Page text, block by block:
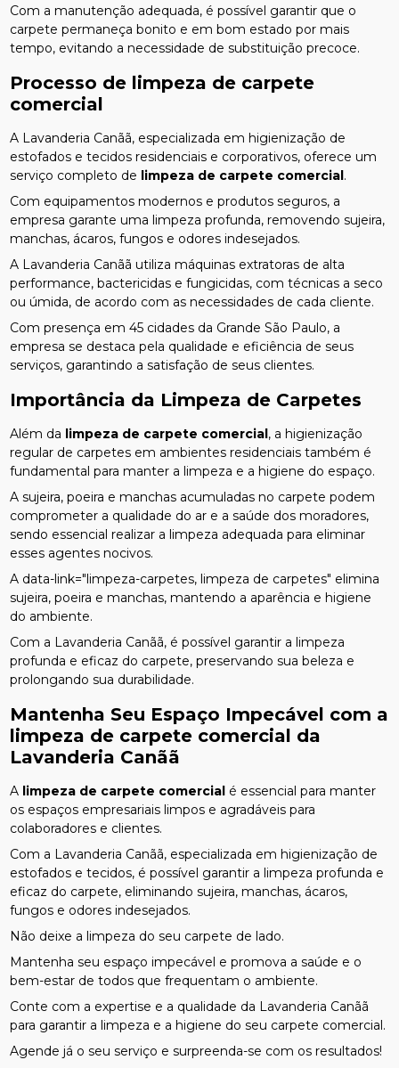
Com a manutenção adequada, é possível garantir que o
carpete permaneça bonito e em bom estado por mais
tempo, evitando a necessidade de substituição precoce.
Processo de limpeza de carpete
comercial
A Lavanderia Canãã, especializada em higienização de
estofados e tecidos residenciais e corporativos, oferece um
serviço completo de limpeza de carpete comercial.
Com equipamentos modernos e produtos seguros, a
empresa garante uma limpeza profunda, removendo sujeira,
manchas, ácaros, fungos e odores indesejados.
A Lavanderia Canãã utiliza máquinas extratoras de alta
performance, bactericidas e fungicidas, com técnicas a seco
ou úmida, de acordo com as necessidades de cada cliente.
Com presença em 45 cidades da Grande São Paulo, a
empresa se destaca pela qualidade e eficiência de seus
serviços, garantindo a satisfação de seus clientes.
Importância da Limpeza de Carpetes
Além da limpeza de carpete comercial, a higienização
regular de carpetes em ambientes residenciais também é
fundamental para manter a limpeza e a higiene do espaço.
A sujeira, poeira e manchas acumuladas no carpete podem
comprometer a qualidade do ar e a saúde dos moradores,
sendo essencial realizar a limpeza adequada para eliminar
esses agentes nocivos.
A data-link="limpeza-carpetes, limpeza de carpetes" elimina
sujeira, poeira e manchas, mantendo a aparência e higiene
do ambiente.
Com a Lavanderia Canãã, é possível garantir a limpeza
profunda e eficaz do carpete, preservando sua beleza e
prolongando sua durabilidade.
Mantenha Seu Espaço Impecável com a
limpeza de carpete comercial da
Lavanderia Canãã
A limpeza de carpete comercial é essencial para manter
os espaços empresariais limpos e agradáveis para
colaboradores e clientes.
Com a Lavanderia Canãã, especializada em higienização de
estofados e tecidos, é possível garantir a limpeza profunda e
eficaz do carpete, eliminando sujeira, manchas, ácaros,
fungos e odores indesejados.
Não deixe a limpeza do seu carpete de lado.
Mantenha seu espaço impecável e promova a saúde e o
bem-estar de todos que frequentam o ambiente.
Conte com a expertise e a qualidade da Lavanderia Canãã
para garantir a limpeza e a higiene do seu carpete comercial.
Agende já o seu serviço e surpreenda-se com os resultados!